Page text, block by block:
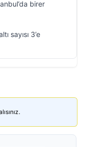
birer
sayısı 3’e